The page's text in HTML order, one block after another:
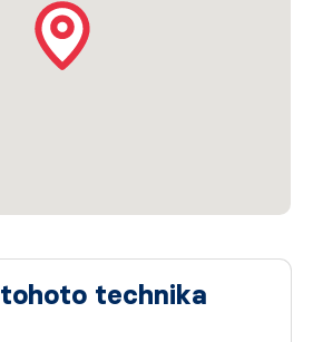
tohoto technika